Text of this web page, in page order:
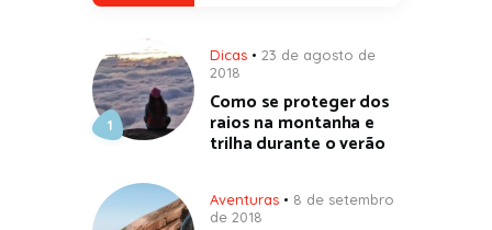
Dicas
23 de agosto de
2018
Como se proteger dos
raios na montanha e
trilha durante o verão
Aventuras
8 de setembro
de 2018